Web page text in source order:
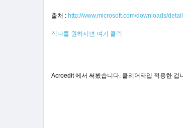
출처 : http://www.microsoft.com/downloads/
직다를 원하시면 여기 클릭
Acroedit 에서 써봤습니다. 클리어타입 적용한 겁